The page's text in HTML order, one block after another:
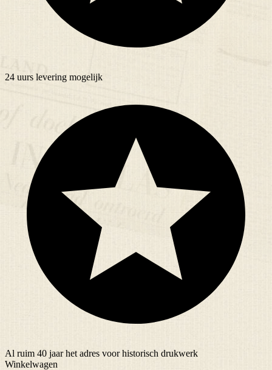
24 uurs levering mogelijk
Al ruim 40 jaarhet adres voor historisch drukwerk
Winkelwagen